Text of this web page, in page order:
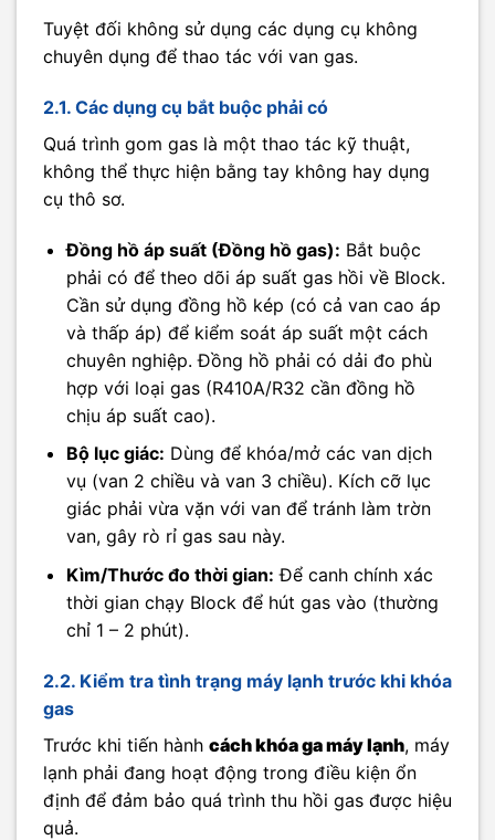
Tuyệt đối không sử dụng các dụng cụ không
chuyên dụng để thao tác với van gas.
2.1. Các dụng cụ bắt buộc phải có
Quá trình gom gas là một thao tác kỹ thuật,
không thể thực hiện bằng tay không hay dụng
cụ thô sơ.
Đồng hồ áp suất (Đồng hồ gas): Bắt buộc
phải có để theo dõi áp suất gas hồi về Block.
Cần sử dụng đồng hồ kép (có cả van cao áp
và thấp áp) để kiểm soát áp suất một cách
chuyên nghiệp. Đồng hồ phải có dải đo phù
hợp với loại gas (R410A/R32 cần đồng hồ
chịu áp suất cao).
Bộ lục giác: Dùng để khóa/mở các van dịch
vụ (van 2 chiều và van 3 chiều). Kích cỡ lục
giác phải vừa vặn với van để tránh làm trờn
van, gây rò rỉ gas sau này.
Kìm/Thước đo thời gian: Để canh chính xác
thời gian chạy Block để hút gas vào (thường
chỉ 1 – 2 phút).
2.2. Kiểm tra tình trạng máy lạnh trước khi khóa
gas
Trước khi tiến hành cách khóa ga máy lạnh, máy
lạnh phải đang hoạt động trong điều kiện ổn
định để đảm bảo quá trình thu hồi gas được hiệu
quả.